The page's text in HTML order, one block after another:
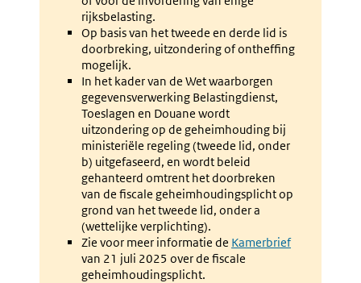
rijksbelasting.
Op basis van het tweede en derde lid is
doorbreking, uitzondering of ontheffing
mogelijk.
In het kader van de Wet waarborgen
gegevensverwerking Belastingdienst,
Toeslagen en Douane wordt
uitzondering op de geheimhouding bij
ministeriële regeling (tweede lid, onder
b) uitgefaseerd, en wordt beleid
gehanteerd omtrent het doorbreken
van de fiscale geheimhoudingsplicht op
grond van het tweede lid, onder a
(wettelijke verplichting).
Zie voor meer informatie de Externe
link:
Kamerbrief
van 21 juli 2025 over de fiscale
geheimhoudingsplicht.